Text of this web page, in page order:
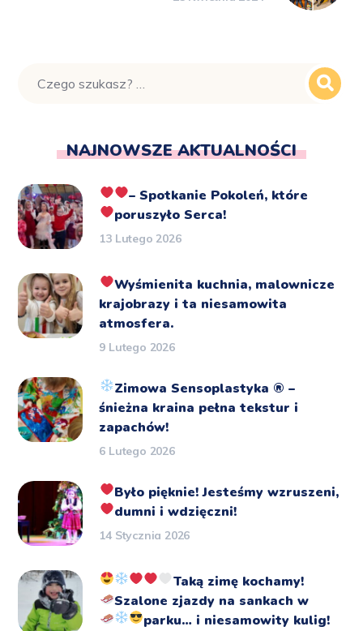
NAJNOWSZE AKTUALNOŚCI
– Spotkanie Pokoleń, które
poruszyło Serca!
13 Lutego 2026
Wyśmienita kuchnia, malownicze
krajobrazy i ta niesamowita
atmosfera.
9 Lutego 2026
Zimowa Sensoplastyka ®️ –
śnieżna kraina pełna tekstur i
zapachów!
6 Lutego 2026
Było pięknie!Jesteśmy wzruszeni,
dumni i wdzięczni!
14 Stycznia 2026
Taką zimę kochamy!
Szalone zjazdy na sankach w
parku… i niesamowity kulig!